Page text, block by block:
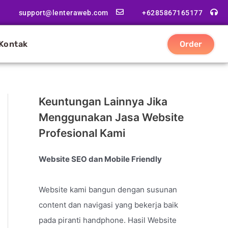
support@lenteraweb.com +6285867165177
Order
Keuntungan Lainnya Jika
Menggunakan Jasa Website
Profesional Kami
Website SEO dan Mobile Friendly
Website kami bangun dengan susunan
content dan navigasi yang bekerja baik
pada piranti handphone. Hasil Website